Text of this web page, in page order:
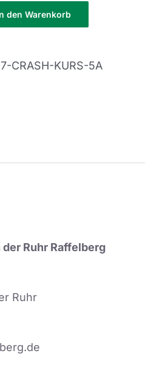
den Warenkorb
7-CRASH-KURS-5A
Ruhr Raffelberg
Ruhr